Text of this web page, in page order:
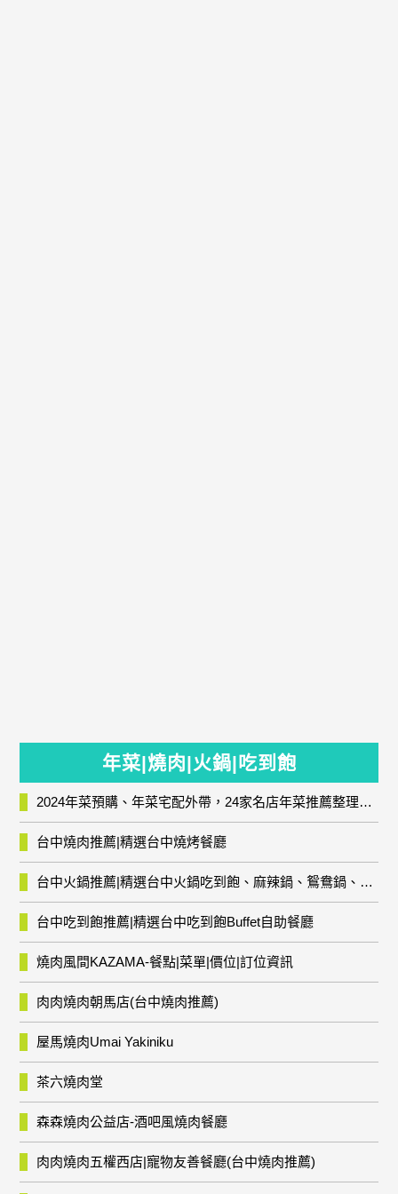
年菜|燒肉|火鍋|吃到飽
2024年菜預購、年菜宅配外帶，24家名店年菜推薦整理，圍爐輕鬆上菜團圓趣
台中燒肉推薦|精選台中燒烤餐廳
台中火鍋推薦|精選台中火鍋吃到飽、麻辣鍋、鴛鴦鍋、石頭火鍋、酸菜白肉鍋、海鮮鍋、燒酒雞、麻油雞、壽喜燒等熱門人氣火鍋店!
台中吃到飽推薦|精選台中吃到飽Buffet自助餐廳
燒肉風間KAZAMA-餐點|菜單|價位|訂位資訊
肉肉燒肉朝馬店(台中燒肉推薦)
屋馬燒肉Umai Yakiniku
茶六燒肉堂
森森燒肉公益店-酒吧風燒肉餐廳
肉肉燒肉五權西店|寵物友善餐廳(台中燒肉推薦)